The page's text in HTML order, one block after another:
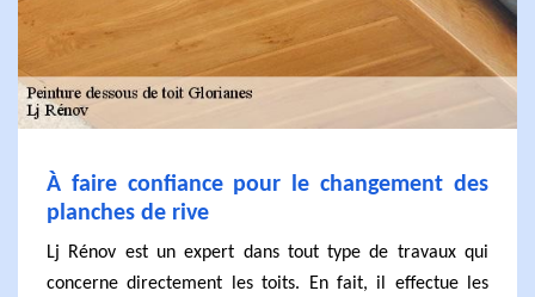
À faire confiance pour le changement des
planches de rive
Lj Rénov est un expert dans tout type de travaux qui
concerne directement les toits. En fait, il effectue les